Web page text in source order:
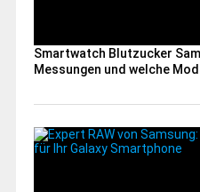
Smartwatch Blutzucker
Messungen und welche